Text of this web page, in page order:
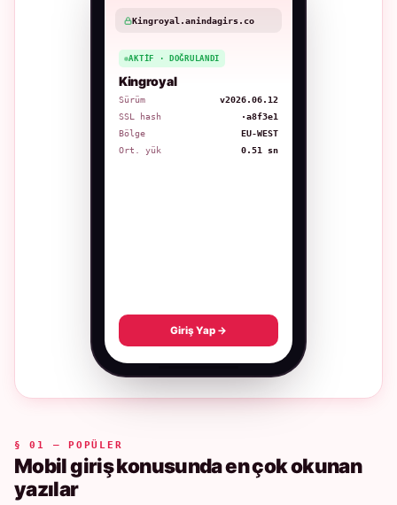
Kingroyal.anindagirs.co
AKTIF · DOĞRULANDI
Kingroyal
Sürüm
v2026.06.12
SSL hash
·a8f3e1
Bölge
EU-WEST
Ort. yük
0.51 sn
Giriş Yap →
§ 01 — POPÜLER
Mobil giriş konusunda en çok okunan
yazılar